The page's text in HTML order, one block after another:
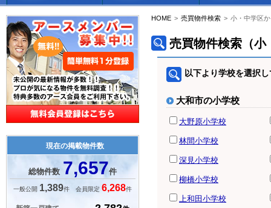
HOME > 売買物件検索 > 小・中学区
売買物件検索（小
以下より学校を選択
大和市の小学校
大野原小学校
林間小学校
深見小学校
柳橋小学校
上和田小学校
現在の掲載物件数
総物件数 7,657件
一般公開 1,389件 会員限定 6,268件